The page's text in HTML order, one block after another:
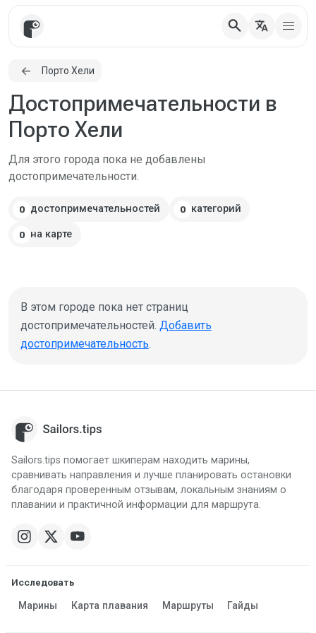
search translate
Порто Хели
Достопримечательности в
Порто Хели
Для этого города пока не добавлены
достопримечательности.
0 достопримечательностей 0 категорий
0 на карте
В этом городе пока нет страниц
достопримечательностей. Добавить
достопримечательность.
Sailors.tips помогает шкиперам находить марины,
сравнивать направления и лучше планировать остановки
благодаря проверенным отзывам, локальным знаниям о
плавании и практичной информации для маршрута.
Исследовать
Марины Карта плавания Маршруты Гайды